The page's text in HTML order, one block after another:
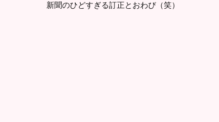
新聞のひどすぎる訂正とおわび（笑）